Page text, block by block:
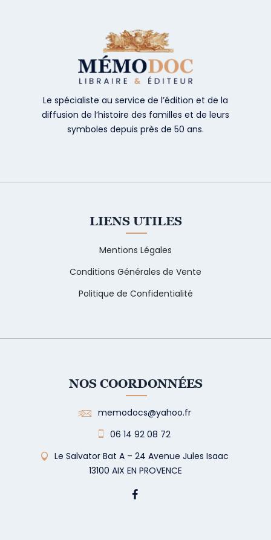
Le spécialiste au service de l’édition et de la
diffusion de l’histoire des familles et de leurs
symboles depuis près de 50 ans.
LIENS UTILES
Mentions Légales
Conditions Générales de Vente
Politique de Confidentialité
NOS COORDONNÉES
memodocs@yahoo.fr
06 14 92 08 72
Le Salvator Bat A – 24 Avenue Jules Isaac
13100 AIX EN PROVENCE